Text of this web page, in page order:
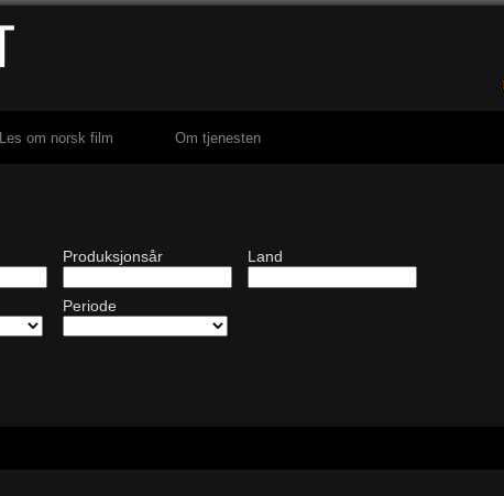
Les om norsk film Om tjenesten
Produksjonsår Land
Periode